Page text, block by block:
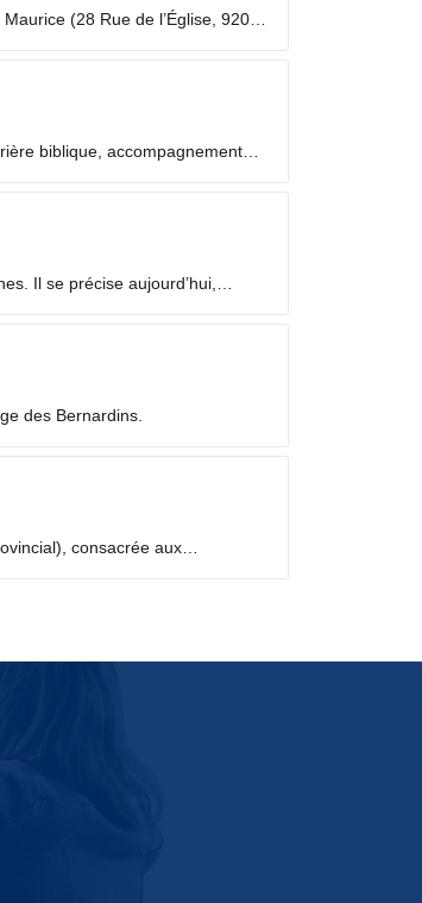
(28 Rue de l’Église, 92000
biblique, accompagnement
Il se précise aujourd’hui,
des Bernardins.
consacrée aux